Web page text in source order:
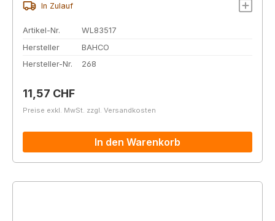
In Zulauf
Artikel-Nr.
WL83517
Hersteller
BAHCO
Hersteller-Nr.
268
Regulärer Preis:
11,57 CHF
Preise exkl. MwSt. zzgl. Versandkosten
In den Warenkorb